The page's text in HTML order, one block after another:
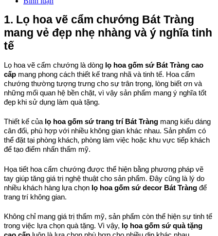
1. Lọ hoa vẽ cẩm chướng Bát Tràng
mang vẻ đẹp nhẹ nhàng và ý nghĩa tinh
tế
Lọ hoa vẽ cẩm chướng là dòng lọ hoa gốm sứ Bát Tràng cao
cấp mang phong cách thiết kế trang nhã và tinh tế. Hoa cẩm
chướng thường tượng trưng cho sự trân trọng, lòng biết ơn và
những mối quan hệ bền chặt, vì vậy sản phẩm mang ý nghĩa tốt
đẹp khi sử dụng làm quà tặng.
Thiết kế của lọ hoa gốm sứ trang trí Bát Tràng mang kiểu dáng
cân đối, phù hợp với nhiều không gian khác nhau. Sản phẩm có
thể đặt tại phòng khách, phòng làm việc hoặc khu vực tiếp khách
để tạo điểm nhấn thẩm mỹ.
Họa tiết hoa cẩm chướng được thể hiện bằng phương pháp vẽ
tay giúp tăng giá trị nghệ thuật cho sản phẩm. Đây cũng là lý do
nhiều khách hàng lựa chọn lọ hoa gốm sứ decor Bát Tràng để
trang trí không gian.
Không chỉ mang giá trị thẩm mỹ, sản phẩm còn thể hiện sự tinh tế
trong việc lựa chọn quà tặng. Vì vậy, lọ hoa gốm sứ quà tặng